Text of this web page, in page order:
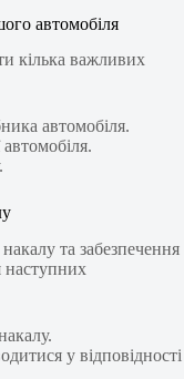
автомобіля
кілька важливих
автомобіля.
та забезпечення
наступних
у відповідності